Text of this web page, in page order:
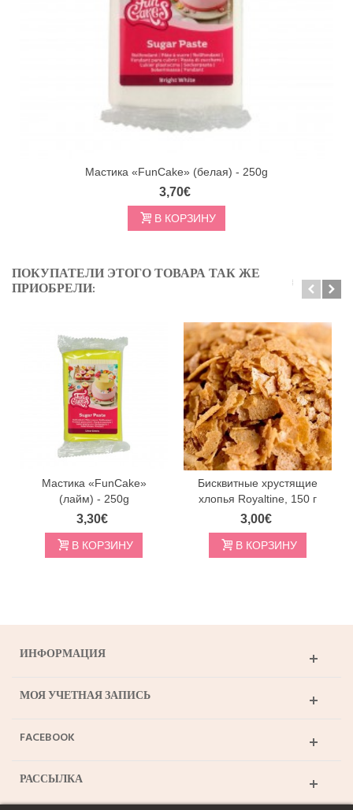
Мастика «FunCake» (белая) - 250g
3,70€
В КОРЗИНУ
ПОКУПАТЕЛИ ЭТОГО ТОВАРА ТАК ЖЕ
ПРИОБРЕЛИ:
Мастика «FunCake»
(лайм) - 250g
3,30€
В КОРЗИНУ
Бисквитные хрустящие
хлопья Royaltine, 150 г
3,00€
В КОРЗИНУ
ИНФОРМАЦИЯ
МОЯ УЧЕТНАЯ ЗАПИСЬ
FACEBOOK
РАССЫЛКА